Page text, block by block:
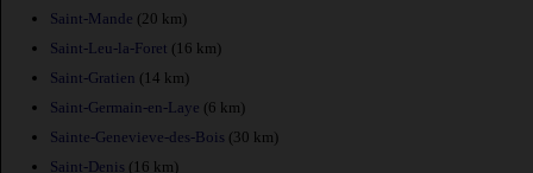
Saint-Mande (20 km)
Saint-Leu-la-Foret (16 km)
Saint-Gratien (14 km)
Saint-Germain-en-Laye (6 km)
Sainte-Genevieve-des-Bois (30 km)
Saint-Denis (16 km)